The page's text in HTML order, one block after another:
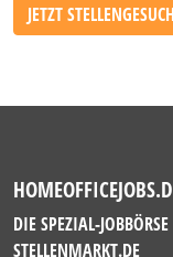
JETZT
DIE SPEZIAL-
STELLENMARKT.DE